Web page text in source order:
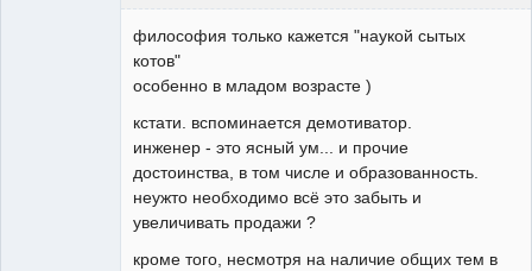
философия только кажется "наукой сытых
котов"
особенно в младом возрасте )
кстати. вспоминается демотиватор.
инженер - это ясный ум... и прочие
достоинства, в том числе и образованность.
неужто необходимо всё это забыть и
увеличивать продажи ?
кроме того, несмотря на наличие общих тем в